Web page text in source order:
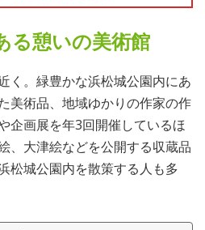
る憩いの美術館
く。緑豊かな浜松城公園内にあ
美術品、地域ゆかりの作家の作
企画展を年3回開催しているほ
、大津絵などを公開する収蔵品
松城公園内を散策する人も多